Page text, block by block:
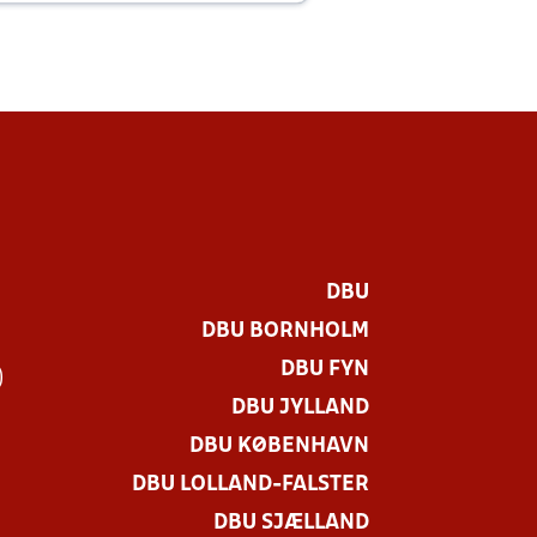
DBU
DBU BORNHOLM
DBU FYN
DBU JYLLAND
DBU KØBENHAVN
DBU LOLLAND-FALSTER
DBU SJÆLLAND